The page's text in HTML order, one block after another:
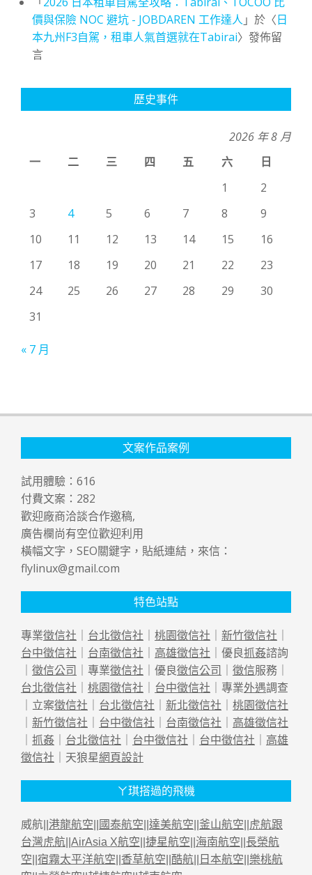
價與保險 NOC 避坑 - JOBDAREN 工作達人 」於〈日
本九州F3自駕，租車人氣首選就在Tabirai〉發佈留
言
歷史事件
2026 年 8 月
一
二 三 四 五 六
日
1
2
3
4 5 6 7 8
9
10
11 12 13 14 15
16
17
18 19 20 21 22
23
24
25 26 27 28 29
30
31
« 7 月
文案作品案例
試用體驗： 616
付費文案： 282
歡迎廠商洽談合作邀稿,
廣告欄尚有空位歡迎利用
橫幅文字，SEO關鍵字，貼紙連結，來信：
flylinux@gmail.com
特色站點
專業徵信社 ｜ 台北徵信社 ｜ 桃園徵信社 ｜ 新竹徵信社 ｜
台中徵信社 ｜ 台南徵信社 ｜ 高雄徵信社 ｜優良抓姦諮詢
｜ 徵信公司 ｜專業徵信社 ｜優良徵信公司 ｜ 徵信服務｜
台北徵信社 ｜ 桃園徵信社 ｜ 台中徵信社 ｜專業外遇調查
｜立案徵信社 ｜ 台北徵信社 ｜ 新北徵信社 ｜ 桃園徵信社
｜ 新竹徵信社 ｜ 台中徵信社 ｜ 台南徵信社 ｜ 高雄徵信社
｜ 抓姦 ｜ 台北徵信社 ｜ 台中徵信社 ｜ 台中徵信社 ｜ 高雄
徵信社 ｜天狼星網頁設計
ㄚ琪搭過的飛機
威航|| 港龍航空 國泰航空 達美航空 釜山航空
虎航跟
台灣虎航 AirAsia X航空 捷星航空 海南航空 長榮航
空 宿霧太平洋航空 香草航空 酷航 日本航空 樂桃航